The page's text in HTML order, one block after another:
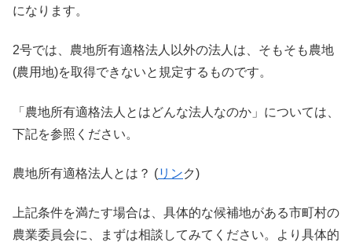
になります。
2号では、農地所有適格法人以外の法人は、そもそも農地
(農用地)を取得できないと規定するものです。
「農地所有適格法人とはどんな法人なのか」については、
下記を参照ください。
農地所有適格法人とは？ (リンク)
上記条件を満たす場合は、具体的な候補地がある市町村の
農業委員会に、まずは相談してみてください。より具体的